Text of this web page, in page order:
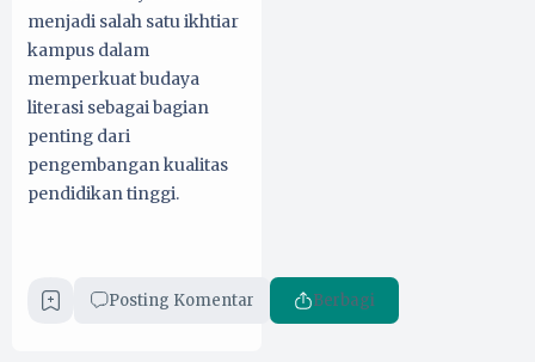
menjadi salah satu ikhtiar
kampus dalam
memperkuat budaya
literasi sebagai bagian
penting dari
pengembangan kualitas
pendidikan tinggi.
Posting Komentar Berbagi